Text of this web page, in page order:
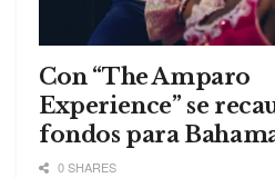
Con “The Amparo
Experience” se
fondos para
0 SHARES